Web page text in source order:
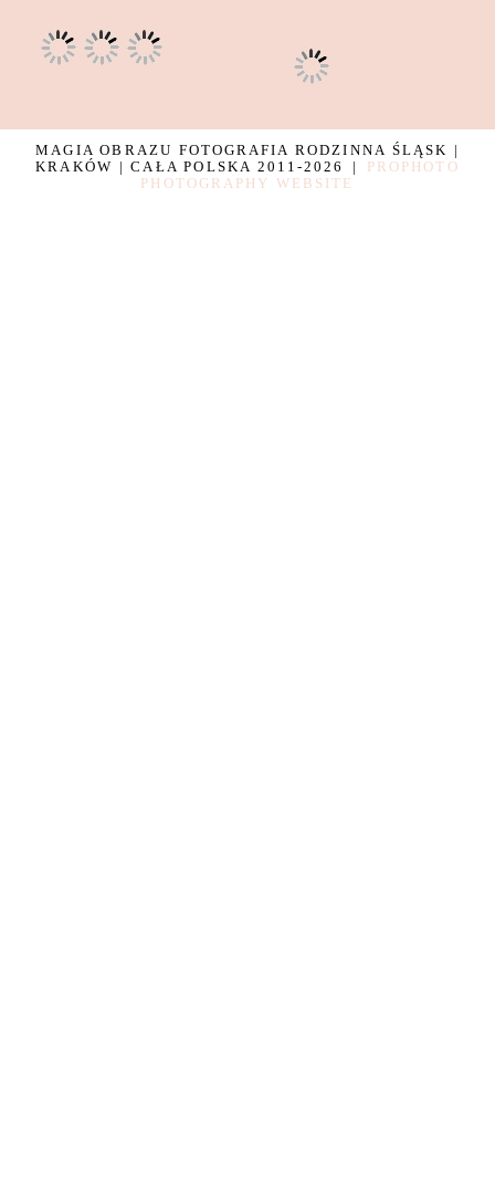
MAGIA OBRAZU FOTOGRAFIA RODZINNA ŚLĄSK |
KRAKÓW | CAŁA POLSKA 2011-2026
|
PROPHOTO
PHOTOGRAPHY WEBSITE